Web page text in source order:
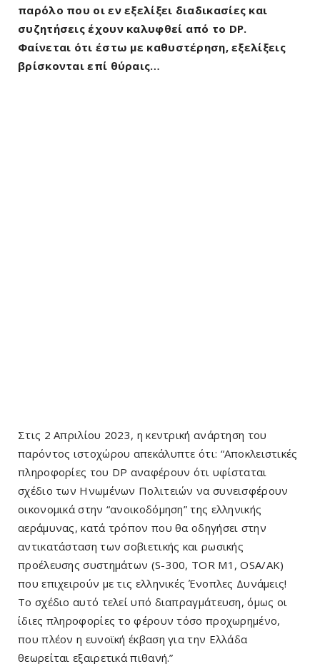
παρόλο που οι εν εξελίξει διαδικασίες και
συζητήσεις έχουν καλυφθεί από το DP.
Φαίνεται ότι έστω με καθυστέρηση, εξελίξεις
βρίσκονται επί θύραις…
Στις 2 Απριλίου 2023, η κεντρική ανάρτηση του
παρόντος ιστοχώρου απεκάλυπτε ότι: “Αποκλειστικές
πληροφορίες του DP αναφέρουν ότι υφίσταται
σχέδιο των Ηνωμένων Πολιτειών να συνεισφέρουν
οικονομικά στην “ανοικοδόμηση” της ελληνικής
αεράμυνας, κατά τρόπον που θα οδηγήσει στην
αντικατάσταση των σοβιετικής και ρωσικής
προέλευσης συστημάτων (S-300, TOR M1, OSA/AK)
που επιχειρούν με τις ελληνικές Ένοπλες Δυνάμεις!
Το σχέδιο αυτό τελεί υπό διαπραγμάτευση, όμως οι
ίδιες πληροφορίες το φέρουν τόσο προχωρημένο,
που πλέον η ευνοϊκή έκβαση για την Ελλάδα
θεωρείται εξαιρετικά πιθανή.”